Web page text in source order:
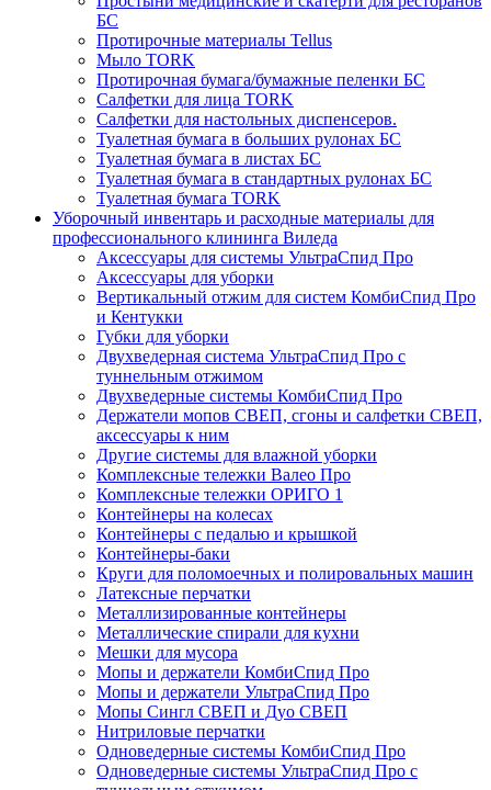
БС
Протирочные материалы Tellus
Мыло TORK
Протирочная бумага/бумажные пеленки БС
Салфетки для лица TORK
Салфетки для настольных диспенсеров.
Туалетная бумага в больших рулонах БС
Туалетная бумага в листах БС
Туалетная бумага в стандартных рулонах БС
Туалетная бумага TORK
Уборочный инвентарь и расходные материалы для
профессионального клининга Виледа
Аксессуары для системы УльтраСпид Про
Аксессуары для уборки
Вертикальный отжим для систем КомбиСпид Про
и Кентукки
Губки для уборки
Двухведерная система УльтраСпид Про с
туннельным отжимом
Двухведерные системы КомбиСпид Про
Держатели мопов СВЕП, сгоны и салфетки СВЕП,
аксессуары к ним
Другие системы для влажной уборки
Комплексные тележки Валео Про
Комплексные тележки ОРИГО 1
Контейнеры на колесах
Контейнеры с педалью и крышкой
Контейнеры-баки
Круги для поломоечных и полировальных машин
Латексные перчатки
Металлизированные контейнеры
Металлические спирали для кухни
Мешки для мусора
Мопы и держатели КомбиСпид Про
Мопы и держатели УльтраСпид Про
Мопы Сингл СВЕП и Дуо СВЕП
Нитриловые перчатки
Одноведерные системы КомбиСпид Про
Одноведерные системы УльтраСпид Про с